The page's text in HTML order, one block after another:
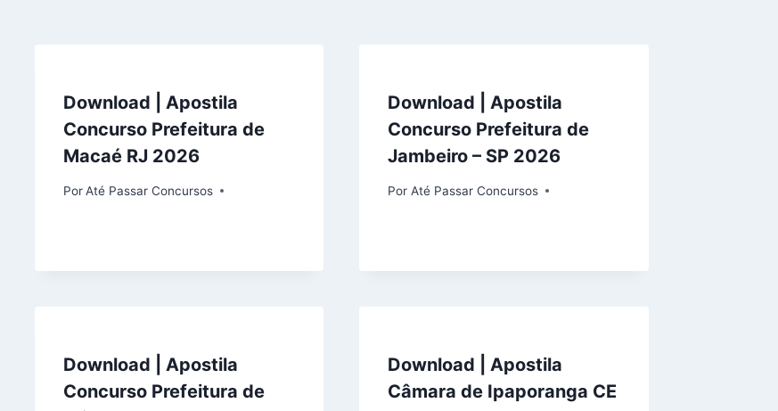
Download | Apostila
Concurso Prefeitura de
Macaé RJ 2026
Por Até Passar Concursos
Download | Apostila
Concurso Prefeitura de
Jambeiro – SP 2026
Por Até Passar Concursos
Download | Apostila
Concurso Prefeitura de
Download | Apostila
Câmara de Ipaporanga CE